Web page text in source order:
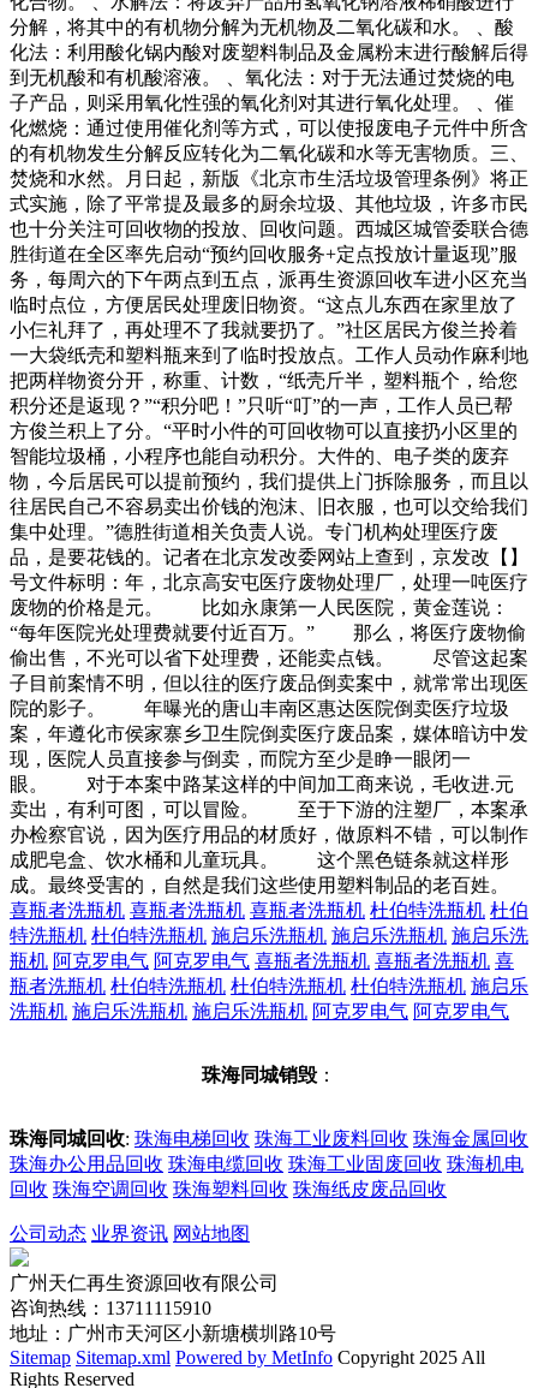
分解，将其中的有机物分解为无机物及二氧化碳和水。 、酸
化法：利用酸化锅内酸对废塑料制品及金属粉末进行酸解后得
到无机酸和有机酸溶液。 、氧化法：对于无法通过焚烧的电
子产品，则采用氧化性强的氧化剂对其进行氧化处理。 、催
化燃烧：通过使用催化剂等方式，可以使报废电子元件中所含
的有机物发生分解反应转化为二氧化碳和水等无害物质。三、
焚烧和水然。月日起，新版《北京市生活垃圾管理条例》将正
式实施，除了平常提及最多的厨余垃圾、其他垃圾，许多市民
也十分关注可回收物的投放、回收问题。西城区城管委联合德
胜街道在全区率先启动“预约回收服务+定点投放计量返现”服
务，每周六的下午两点到五点，派再生资源回收车进小区充当
临时点位，方便居民处理废旧物资。“这点儿东西在家里放了
小仨礼拜了，再处理不了我就要扔了。”社区居民方俊兰拎着
一大袋纸壳和塑料瓶来到了临时投放点。工作人员动作麻利地
把两样物资分开，称重、计数，“纸壳斤半，塑料瓶个，给您
积分还是返现？”“积分吧！”只听“叮”的一声，工作人员已帮
方俊兰积上了分。“平时小件的可回收物可以直接扔小区里的
智能垃圾桶，小程序也能自动积分。大件的、电子类的废弃
物，今后居民可以提前预约，我们提供上门拆除服务，而且以
往居民自己不容易卖出价钱的泡沫、旧衣服，也可以交给我们
集中处理。”德胜街道相关负责人说。专门机构处理医疗废
品，是要花钱的。记者在北京发改委网站上查到，京发改【】
号文件标明：年，北京高安屯医疗废物处理厂，处理一吨医疗
废物的价格是元。 比如永康第一人民医院，黄金莲说：
“每年医院光处理费就要付近百万。” 那么，将医疗废物偷
偷出售，不光可以省下处理费，还能卖点钱。 尽管这起案
子目前案情不明，但以往的医疗废品倒卖案中，就常常出现医
院的影子。 年曝光的唐山丰南区惠达医院倒卖医疗垃圾
案，年遵化市侯家寨乡卫生院倒卖医疗废品案，媒体暗访中发
现，医院人员直接参与倒卖，而院方至少是睁一眼闭一
眼。 对于本案中路某这样的中间加工商来说，毛收进.元
卖出，有利可图，可以冒险。 至于下游的注塑厂，本案承
办检察官说，因为医疗用品的材质好，做原料不错，可以制作
成肥皂盒、饮水桶和儿童玩具。 这个黑色链条就这样形
成。最终受害的，自然是我们这些使用塑料制品的老百姓。
喜瓶者洗瓶机 喜瓶者洗瓶机 喜瓶者洗瓶机 杜伯特洗瓶机 杜伯
特洗瓶机 杜伯特洗瓶机 施启乐洗瓶机 施启乐洗瓶机 施启乐洗
瓶机 阿克罗电气 阿克罗电气 喜瓶者洗瓶机 喜瓶者洗瓶机 喜
瓶者洗瓶机 杜伯特洗瓶机 杜伯特洗瓶机 杜伯特洗瓶机 施启乐
洗瓶机 施启乐洗瓶机 施启乐洗瓶机 阿克罗电气 阿克罗电气
珠海同城销毁 ：
珠海同城回收: 珠海电梯回收 珠海工业废料回收 珠海金属回收
珠海办公用品回收 珠海电缆回收 珠海工业固废回收 珠海机电
回收 珠海空调回收 珠海塑料回收 珠海纸皮废品回收
公司动态 业界资讯 网站地图
广州天仁再生资源回收有限公司
咨询热线：13711115910
地址：广州市天河区小新塘横圳路10号
Sitemap Sitemap.xml Powered by MetInfo Copyright 2025 All
Rights Reserved